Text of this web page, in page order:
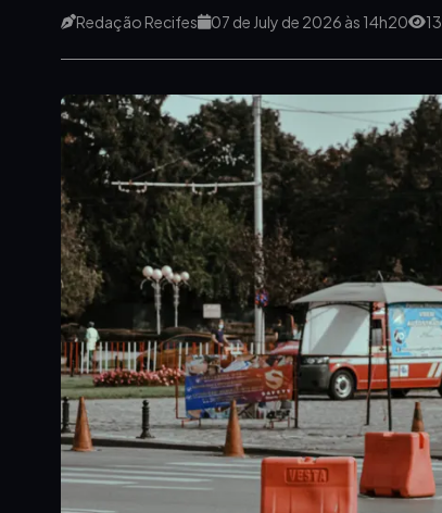
Redação Recifes 07 de July de 2026 às 14h20